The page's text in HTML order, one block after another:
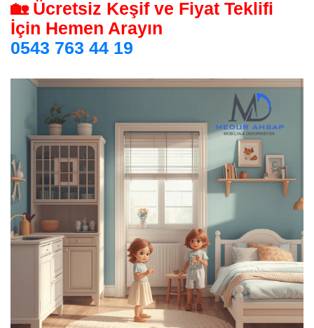
🏡 Ücretsiz Keşif ve Fiyat Teklifi
İçin Hemen Arayın
0543 763 44 19